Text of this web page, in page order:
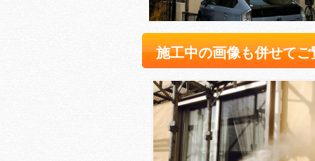
施工中の画像も併せて